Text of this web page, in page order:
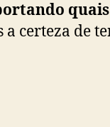
a certeza de